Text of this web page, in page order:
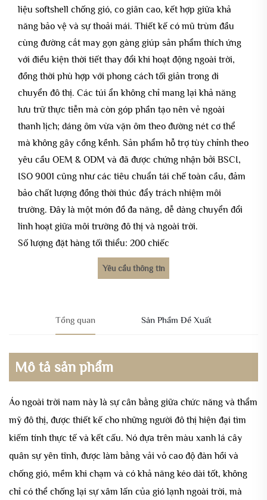
liệu softshell chống gió, co giãn cao, kết hợp giữa khả
năng bảo vệ và sự thoải mái. Thiết kế có mũ trùm đầu
cùng đường cắt may gọn gàng giúp sản phẩm thích ứng
với điều kiện thời tiết thay đổi khi hoạt động ngoài trời,
đồng thời phù hợp với phong cách tối giản trong di
chuyển đô thị. Các túi ẩn không chỉ mang lại khả năng
lưu trữ thực tiễn mà còn góp phần tạo nên vẻ ngoài
thanh lịch; dáng ôm vừa vặn ôm theo đường nét cơ thể
mà không gây cồng kềnh. Sản phẩm hỗ trợ tùy chỉnh theo
yêu cầu OEM & ODM và đã được chứng nhận bởi BSCI,
ISO 9001 cũng như các tiêu chuẩn tái chế toàn cầu, đảm
bảo chất lượng đồng thời thúc đẩy trách nhiệm môi
trường. Đây là một món đồ đa năng, dễ dàng chuyển đổi
linh hoạt giữa môi trường đô thị và ngoài trời.
Số lượng đặt hàng tối thiểu: 200 chiếc
Yêu cầu thông tin
Tổng quan Sản Phẩm Đề Xuất
Mô tả sản phẩm
Áo ngoài trời nam này là sự cân bằng giữa chức năng và thẩm
mỹ đô thị, được thiết kế cho những người đô thị hiện đại tìm
kiếm tính thực tế và kết cấu. Nó dựa trên màu xanh lá cây
quân sự yên tĩnh, được làm bằng vải vỏ cao độ đàn hồi và
chống gió, mềm khi chạm và có khả năng kéo dài tốt, không
chỉ có thể chống lại sự xâm lấn của gió lạnh ngoài trời, mà